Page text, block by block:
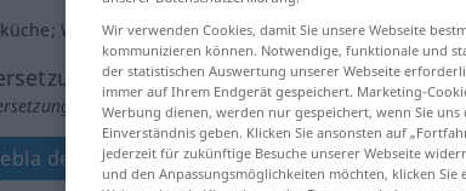
;Waschküchen>
anklicken/antippen)
densa
Wir verwenden Cookies, damit Sie unsere Webseite
kommunizieren können. Notwendige, funktionale und
der statistischen Auswertung unserer Webseite
immer auf Ihrem Endgerät gespeichert. Marketing-
Werbung dienen, werden nur gespeichert, wenn Sie
Einverständnis geben. Klicken Sie ansonsten auf
jederzeit für zukünftige Besuche unserer Webseite
und den Anpassungsmöglichkeiten möchten, klicken